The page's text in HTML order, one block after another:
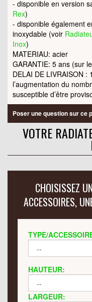
- disponible en version
Rex)
- disponible également
inoxydable (voir
Inox)
MATERIAU: acier
GARANTIE: 5 ans (sur
DELAI DE LIVRAISON
l’augmentation du
susceptible d’être
Poser une question sur ce
VOTRE
CHOISISSEZ
ACCESSOIRES,
TYPE/
HAUTEUR:
LARGEUR: